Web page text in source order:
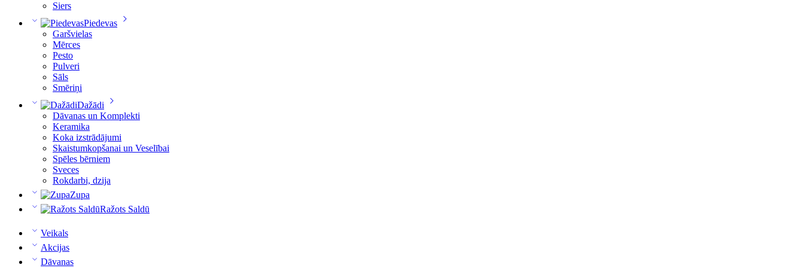
Siers
Piedevas
Garšvielas
Mērces
Pesto
Pulveri
Sāls
Smēriņi
Dažādi
Dāvanas un Komplekti
Keramika
Koka izstrādājumi
Skaistumkopšanai un Veselībai
Spēles bērniem
Sveces
Rokdarbi, dzija
Zupa
Ražots Saldū
Veikals
Akcijas
Dāvanas